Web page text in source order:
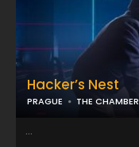
Hacker’s Nest
PRAGUE THE CHAMBER
...